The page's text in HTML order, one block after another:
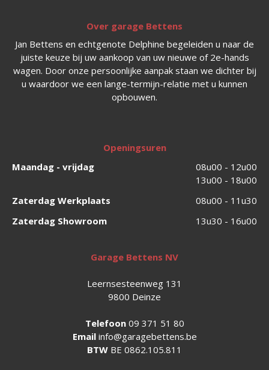
Over garage Bettens
Jan Bettens en echtgenote Delphine begeleiden u naar de
juiste keuze bij uw aankoop van uw nieuwe of 2e-hands
wagen. Door onze persoonlijke aanpak staan we dichter bij
u waardoor we een lange-termijn-relatie met u kunnen
opbouwen.
Openingsuren
Maandag - vrijdag
08u00 - 12u00
13u00 - 18u00
Zaterdag Werkplaats
08u00 - 11u30
Zaterdag Showroom
13u30 - 16u00
Garage Bettens NV
Leernsesteenweg 131
9800 Deinze
Telefoon 09 371 51 80
Email info@garagebettens.be
BTW BE 0862.105.811